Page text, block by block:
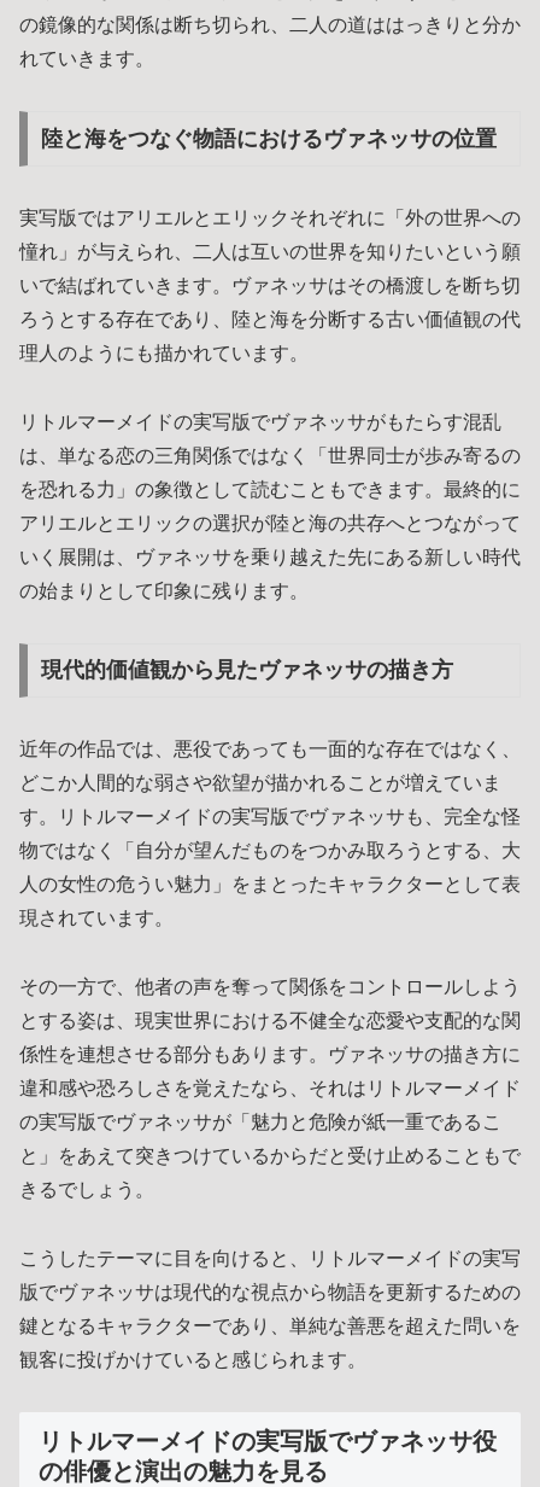
の鏡像的な関係は断ち切られ、二人の道ははっきりと分か
れていきます。
陸と海をつなぐ物語におけるヴァネッサの位置
実写版ではアリエルとエリックそれぞれに「外の世界への
憧れ」が与えられ、二人は互いの世界を知りたいという願
いで結ばれていきます。ヴァネッサはその橋渡しを断ち切
ろうとする存在であり、陸と海を分断する古い価値観の代
理人のようにも描かれています。
リトルマーメイドの実写版でヴァネッサがもたらす混乱
は、単なる恋の三角関係ではなく「世界同士が歩み寄るの
を恐れる力」の象徴として読むこともできます。最終的に
アリエルとエリックの選択が陸と海の共存へとつながって
いく展開は、ヴァネッサを乗り越えた先にある新しい時代
の始まりとして印象に残ります。
現代的価値観から見たヴァネッサの描き方
近年の作品では、悪役であっても一面的な存在ではなく、
どこか人間的な弱さや欲望が描かれることが増えていま
す。リトルマーメイドの実写版でヴァネッサも、完全な怪
物ではなく「自分が望んだものをつかみ取ろうとする、大
人の女性の危うい魅力」をまとったキャラクターとして表
現されています。
その一方で、他者の声を奪って関係をコントロールしよう
とする姿は、現実世界における不健全な恋愛や支配的な関
係性を連想させる部分もあります。ヴァネッサの描き方に
違和感や恐ろしさを覚えたなら、それはリトルマーメイド
の実写版でヴァネッサが「魅力と危険が紙一重であるこ
と」をあえて突きつけているからだと受け止めることもで
きるでしょう。
こうしたテーマに目を向けると、リトルマーメイドの実写
版でヴァネッサは現代的な視点から物語を更新するための
鍵となるキャラクターであり、単純な善悪を超えた問いを
観客に投げかけていると感じられます。
リトルマーメイドの実写版でヴァネッサ役
の俳優と演出の魅力を見る